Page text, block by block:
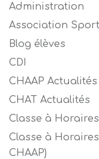
Administration
Association
Blog élèves
CDI
CHAAP Actualités
CHAT Actualités
Classe à
Classe à
CHAAP)